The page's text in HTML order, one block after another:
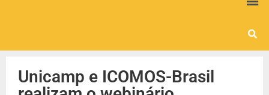
Unicamp e ICOMOS-Brasil